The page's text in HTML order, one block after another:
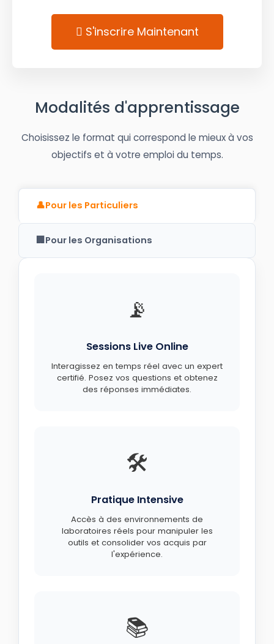
S'inscrire Maintenant
Modalités d'apprentissage
Choisissez le format qui correspond le mieux à vos
objectifs et à votre emploi du temps.
👤Pour les Particuliers
🏢Pour les Organisations
📡
Sessions Live Online
Interagissez en temps réel avec un expert
certifié. Posez vos questions et obtenez
des réponses immédiates.
🛠️
Pratique Intensive
Accès à des environnements de
laboratoires réels pour manipuler les
outils et consolider vos acquis par
l'expérience.
📚